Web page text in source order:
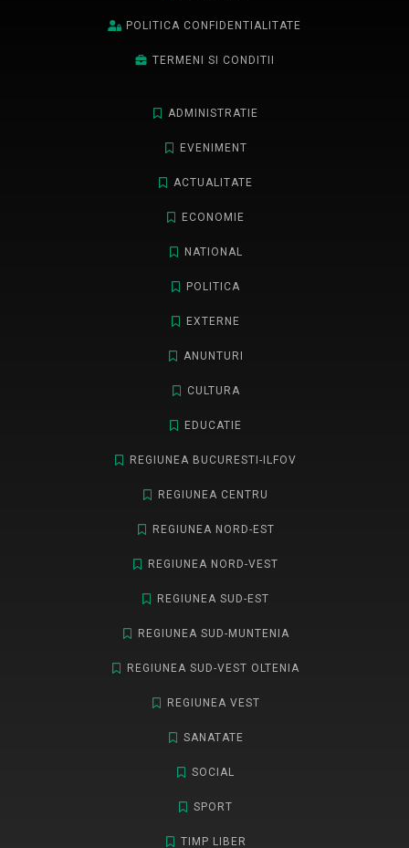
POLITICA CONFIDENTIALITATE
TERMENI SI CONDITII
ADMINISTRATIE
EVENIMENT
ACTUALITATE
ECONOMIE
NATIONAL
POLITICA
EXTERNE
ANUNTURI
CULTURA
EDUCATIE
REGIUNEA BUCURESTI-ILFOV
REGIUNEA CENTRU
REGIUNEA NORD-EST
REGIUNEA NORD-VEST
REGIUNEA SUD-EST
REGIUNEA SUD-MUNTENIA
REGIUNEA SUD-VEST OLTENIA
REGIUNEA VEST
SANATATE
SOCIAL
SPORT
TIMP LIBER